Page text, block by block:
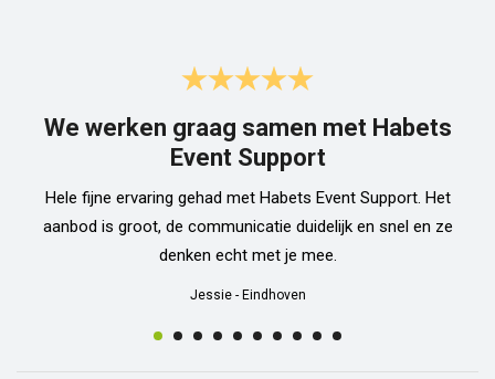
We werken graag samen met Habets
Event Support
Hele fijne ervaring gehad met Habets Event Support. Het
aanbod is groot, de communicatie duidelijk en snel en ze
denken echt met je mee.
Jessie - Eindhoven